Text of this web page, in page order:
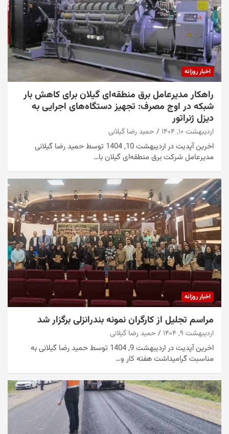
اخبار روزانه
راهکار مدیرعامل برق منطقه‌ای گیلان برای کاهش بار
شبکه در اوج مصرف: تجهیز دستگاه‌های اجرایی به
دیزل ژنراتور
اردیبهشت ۱۰, ۱۴۰۴ حمید رضا گیلانی
اخرین آپدیت در اردیبهشت 10, 1404 توسط حمید رضا گیلانی
مدیرعامل شرکت برق منطقه‌ای گیلان با…
اخبار روزانه
مراسم تجلیل از کارگران نمونه بندرانزلی برگزار شد
اردیبهشت ۹, ۱۴۰۴ حمید رضا گیلانی
اخرین آپدیت در اردیبهشت 9, 1404 توسط حمید رضا گیلانی به
مناسبت گرامیداشت هفته کار و…